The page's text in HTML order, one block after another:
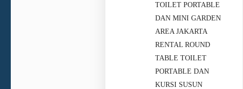
TOILET PORTABLE
DAN MINI GARDEN
AREA JAKARTA
RENTAL ROUND
TABLE TOILET
PORTABLE DAN
KURSI SUSUN